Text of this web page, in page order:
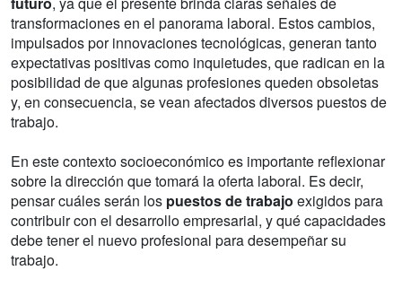
transformaciones en el panorama laboral. Estos cambios,
impulsados por innovaciones tecnológicas, generan tanto
expectativas positivas como inquietudes, que radican en la
posibilidad de que algunas profesiones queden obsoletas
y, en consecuencia, se vean afectados diversos puestos de
trabajo.
En este contexto socioeconómico es importante reflexionar
sobre la dirección que tomará la oferta laboral. Es decir,
pensar cuáles serán los puestos de trabajo exigidos para
contribuir con el desarrollo empresarial, y qué capacidades
debe tener el nuevo profesional para desempeñar su
trabajo.